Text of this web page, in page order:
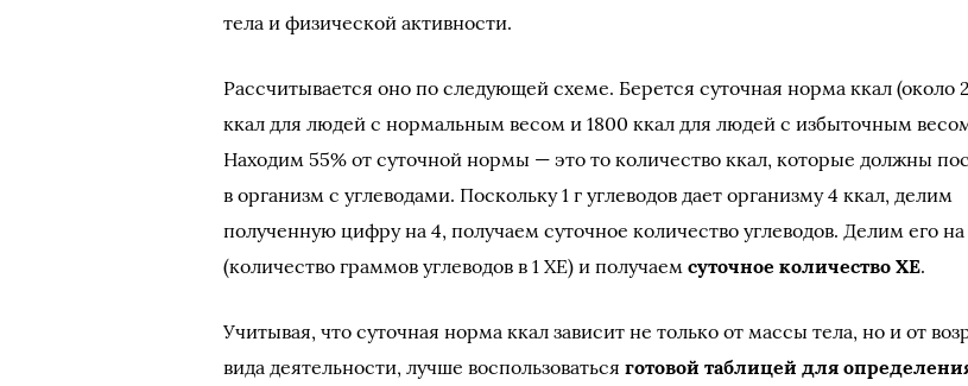
тела и физической активности.
Рассчитывается оно по следующей схеме. Берется суточная норма ккал (около
ккал для людей с нормальным весом и 1800 ккал для людей с избыточным
Находим 55% от суточной нормы — это то количество ккал, которые должны
в организм с углеводами. Поскольку 1 г углеводов дает организму 4 ккал, делим
полученную цифру на 4, получаем суточное количество углеводов. Делим его на
(количество граммов углеводов в 1 ХЕ) и получаемсуточное количество ХЕ.
Учитывая, что суточная норма ккал зависит не только от массы тела, но и от
вида деятельности, лучше воспользоватьсяготовой таблицей для